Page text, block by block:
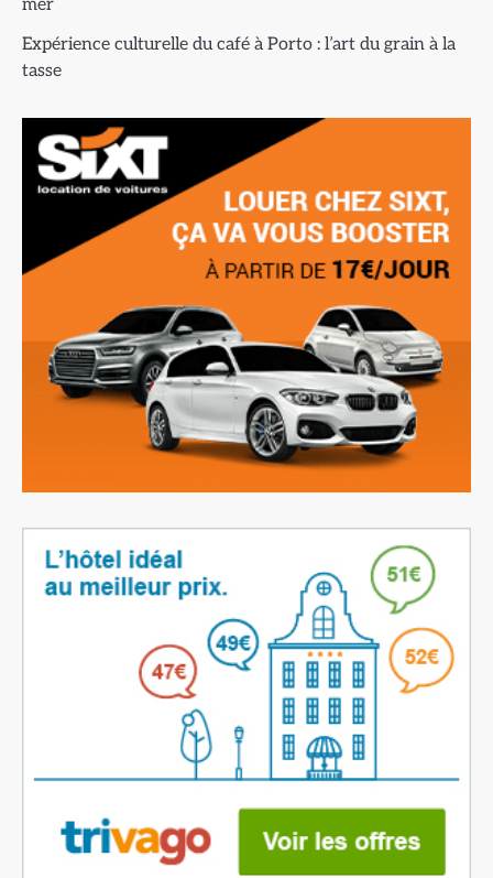
mer
Expérience culturelle du café à Porto : l’art du grain à la
tasse